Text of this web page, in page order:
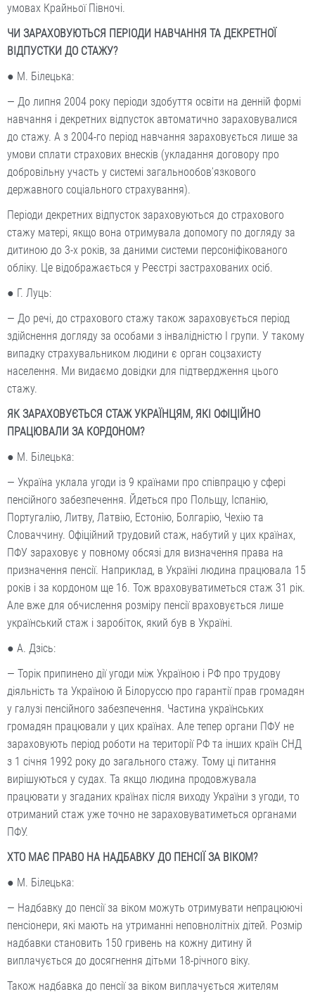
умовах Крайньої Півночі.
ЧИ ЗАРАХОВУЮТЬСЯ ПЕРІОДИ НАВЧАННЯ ТА ДЕКРЕТНОЇ
ВІДПУСТКИ ДО СТАЖУ?
● М. Білецька:
— До липня 2004 року періоди здобуття освіти на денній формі
навчання і декретних відпусток автоматично зараховувалися
до стажу. А з 2004-го період навчання зараховується лише за
умови сплати страхових внесків (укладання договору про
добровільну участь у системі загальнообов’язкового
державного соціального страхування).
Періоди декретних відпусток зараховуються до страхового
стажу матері, якщо вона отримувала допомогу по догляду за
дитиною до 3-х років, за даними системи персоніфікованого
обліку. Це відображається у Реєстрі застрахованих осіб.
● Г. Луць:
— До речі, до страхового стажу також зараховується період
здійснення догляду за особами з інвалідністю І групи. У такому
випадку страхувальником людини є орган соцзахисту
населення. Ми видаємо довідки для підтвердження цього
стажу.
ЯК ЗАРАХОВУЄТЬСЯ СТАЖ УКРАЇНЦЯМ, ЯКІ ОФІЦІЙНО
ПРАЦЮВАЛИ ЗА КОРДОНОМ?
● М. Білецька:
— Україна уклала угоди із 9 країнами про співпрацю у сфері
пенсійного забезпечення. Йдеться про Польщу, Іспанію,
Португалію, Литву, Латвію, Естонію, Болгарію, Чехію та
Словаччину. Офіційний трудовий стаж, набутий у цих країнах,
ПФУ зараховує у повному обсязі для визначення права на
призначення пенсії. Наприклад, в Україні людина працювала 15
років і за кордоном ще 16. Тож враховуватиметься стаж 31 рік.
Але вже для обчислення розміру пенсії враховується лише
український стаж і заробіток, який був в Україні.
● А. Дзісь:
— Торік припинено дії угоди між Україною і РФ про трудову
діяльність та Україною й Білоруссю про гарантії прав громадян
у галузі пенсійного забезпечення. Частина українських
громадян працювали у цих країнах. Але тепер органи ПФУ не
зараховують період роботи на території РФ та інших країн СНД
з 1 січня 1992 року до загального стажу. Тому ці питання
вирішуються у судах. Та якщо людина продовжувала
працювати у згаданих країнах після виходу України з угоди, то
отриманий стаж уже точно не зараховуватиметься органами
ПФУ.
ХТО МАЄ ПРАВО НА НАДБАВКУ ДО ПЕНСІЇ ЗА ВІКОМ?
● М. Білецька:
— Надбавку до пенсії за віком можуть отримувати непрацюючі
пенсіонери, які мають на утриманні неповнолітніх дітей. Розмір
надбавки становить 150 гривень на кожну дитину й
виплачується до досягнення дітьми 18-річного віку.
Також надбавка до пенсії за віком виплачується жителям